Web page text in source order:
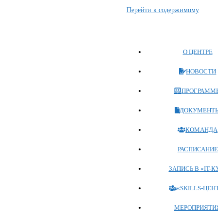
Перейти к содержимому
О ЦЕНТРЕ
НОВОСТИ
КОМАНДА
РАСПИСАНИЕ
ЗАПИСЬ В «IT-
«SKILLS-